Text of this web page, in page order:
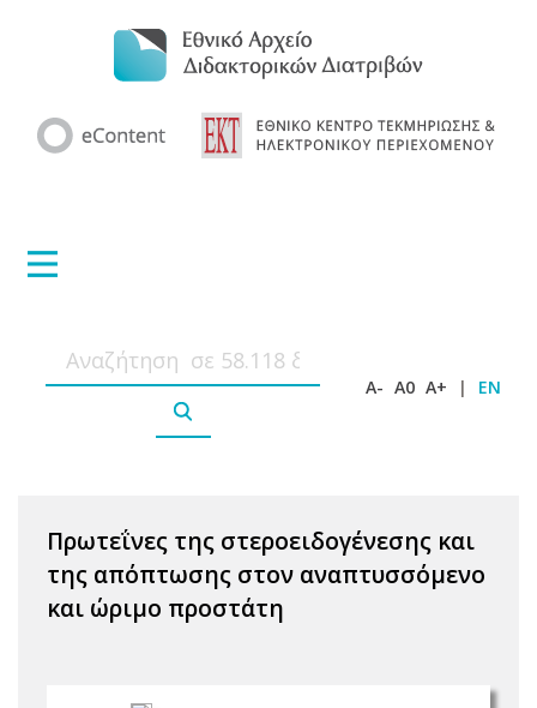
A- A0 A+ | EN
Πρωτεΐνες της στεροειδογένεσης και
της απόπτωσης στον αναπτυσσόμενο
και ώριμο προστάτη